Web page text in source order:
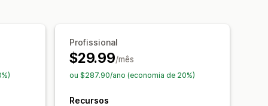
Acionadores e regras
Marcação com tag
Profissional
$29.99/mês
ou $287.90/ano (economia de 20%)
Recursos